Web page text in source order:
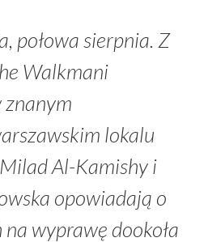
połowa sierpnia. Z
Walkmani
znanym
lokalu
Al-Kamishy i
opowiadają o
wyprawę dookoła